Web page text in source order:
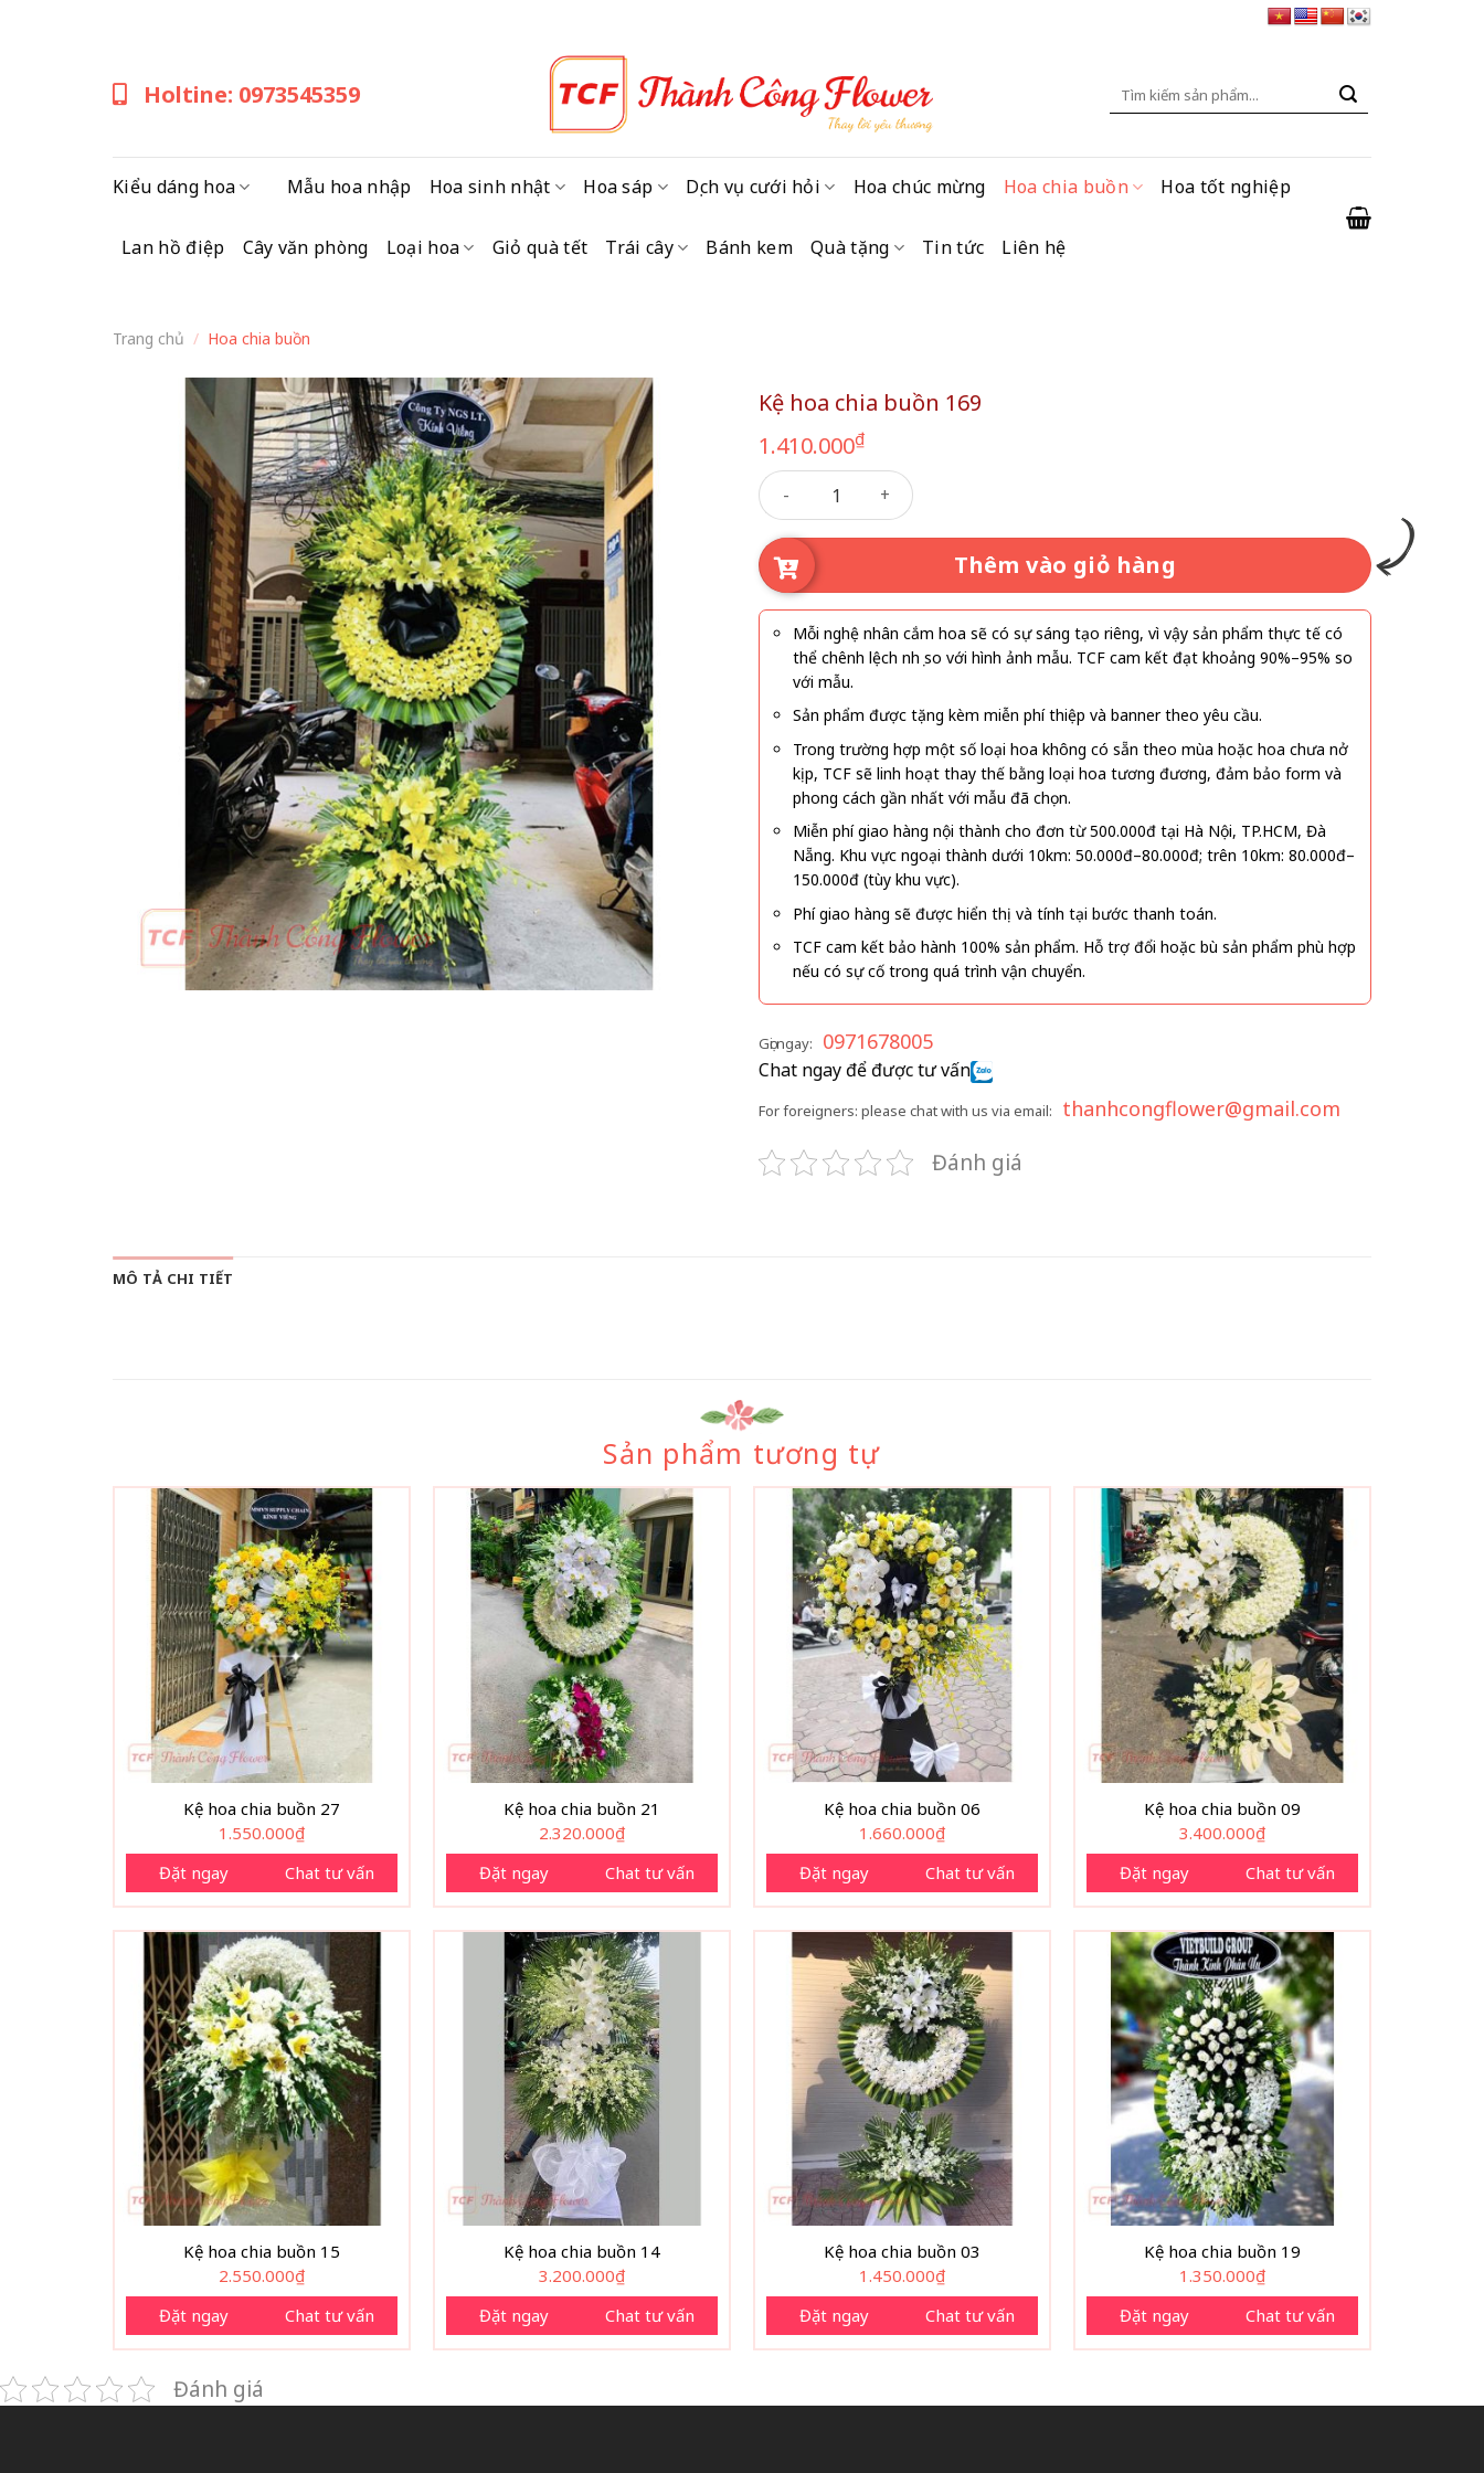
Holtine: 0973545359
Tìm
Kiểu dáng hoa Mẫu hoa nhập Hoa sinh nhật Hoa sáp Dịch vụ cưới hỏi Hoa chúc mừng Hoa chia buồn Hoa tốt nghiệp
Lan hồ điệp Cây văn phòng Loại hoa Giỏ quà tết Trái cây Bánh kem Quà tặng Tin tức Liên hệ
Trang chủ / Hoa chia buồn
Kệ hoa chia buồn 169
1.410.000₫
Kệ hoa chia buồn 169 số lượng
Thêm vào giỏ hàng
Mỗi nghệ nhân cắm hoa sẽ có sự sáng tạo riêng, vì vậy sản phẩm thực tế có
thể chênh lệch nhẹ so với hình ảnh mẫu. TCF cam kết đạt khoảng 90%–95% so
với mẫu.
Sản phẩm được tặng kèm miễn phí thiệp và banner theo yêu cầu.
Trong trường hợp một số loại hoa không có sẵn theo mùa hoặc hoa chưa nở
kịp, TCF sẽ linh hoạt thay thế bằng loại hoa tương đương, đảm bảo form và
phong cách gần nhất với mẫu đã chọn.
Miễn phí giao hàng nội thành cho đơn từ 500.000đ tại Hà Nội, TP.HCM, Đà
Nẵng. Khu vực ngoại thành dưới 10km: 50.000đ–80.000đ; trên 10km: 80.000đ–
150.000đ (tùy khu vực).
Phí giao hàng sẽ được hiển thị và tính tại bước thanh toán.
TCF cam kết bảo hành 100% sản phẩm. Hỗ trợ đổi hoặc bù sản phẩm phù hợp
nếu có sự cố trong quá trình vận chuyển.
Gọi ngay: 0971678005
Chat ngay để được tư vấn
For foreigners: please chat with us via email: thanhcongflower@gmail.com
Đánh giá
MÔ TẢ CHI TIẾT
Sản phẩm tương tự
Kệ hoa chia buồn 27
1.550.000₫
Đặt ngay
Chat tư vấn
Kệ hoa chia buồn 21
2.320.000₫
Đặt ngay
Chat tư vấn
Kệ hoa chia buồn 06
1.660.000₫
Đặt ngay
Chat tư vấn
Kệ hoa chia buồn 09
3.400.000₫
Đặt ngay
Chat tư vấn
Kệ hoa chia buồn 15
2.550.000₫
Đặt ngay
Chat tư vấn
Kệ hoa chia buồn 14
3.200.000₫
Đặt ngay
Chat tư vấn
Kệ hoa chia buồn 03
1.450.000₫
Đặt ngay
Chat tư vấn
Kệ hoa chia buồn 19
1.350.000₫
Đặt ngay
Chat tư vấn
Đánh giá